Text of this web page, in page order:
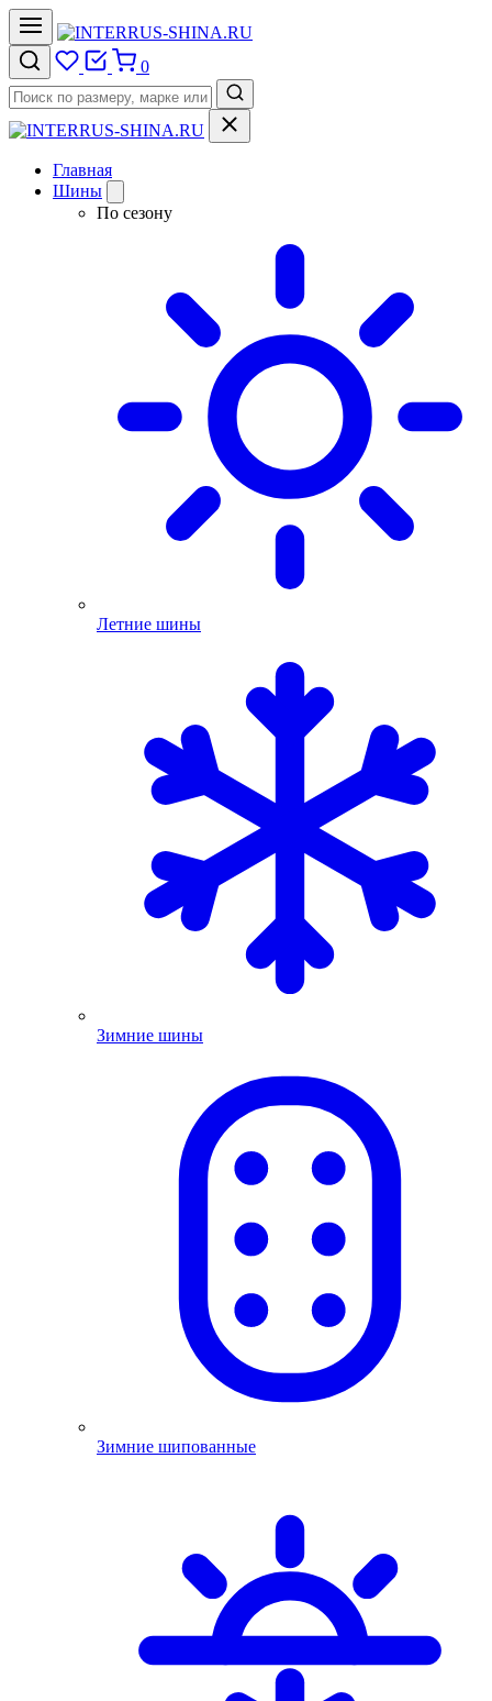
0
Главная
Шины
По сезону
Летние шины
Зимние шины
Зимние шипованные